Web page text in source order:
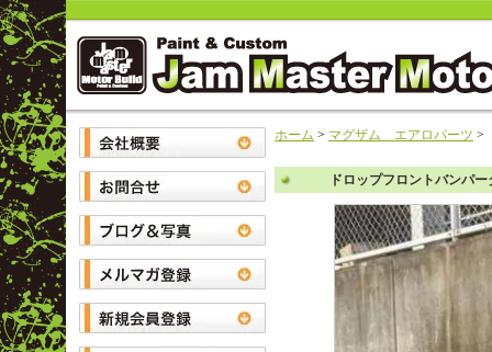
ホーム > マグザム エアロパーツ >
ドロップフロントバンパ